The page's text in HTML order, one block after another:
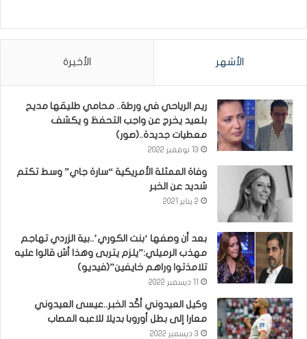
الأشهر الأخيرة
ريم الرياحي في ورطة.. محامي طليقها مديح
بلعيد يخرج عن واجب التحفظ و يكشف
معطيات جديدة..(صور)
13 نوفمبر 2022
وفاة الممثلة الأمريكية “سارة جاي” وسط تكتم
شديد عن الخبر
2 يناير 2021
بعد أن وصفها ‘بنت الكوري’..بية الزردي تهاجم
مهذب الرميلي:”يلزم يتربى وهذا أش قالوا عليه
تلامذتوا وراهم خايفين”(فيديو)
وكيل العيدوني أكّد الخبر..عيسى العيدوني
معارا إلى بطل أوروبا بديلا للاعبه المصاب
3 ديسمبر 2022